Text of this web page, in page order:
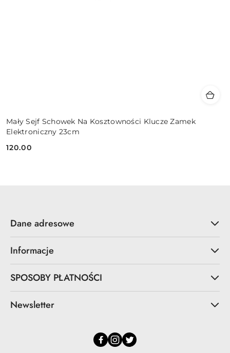
Mały Sejf Schowek Na Kosztowności Klucze Zamek
Elektroniczny 23cm
Cena:
120.00
Dane adresowe
Informacje
SPOSOBY PŁATNOŚCI
Newsletter